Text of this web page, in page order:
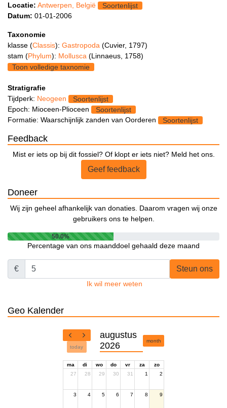
Locatie: Antwerpen, België
Soortenlijst
Datum: 01-01-2006
Taxonomie
klasse (Classis): Gastropoda (Cuvier, 1797)
stam (Phylum): Mollusca (Linnaeus, 1758)
Toon volledige taxnomie
Stratigrafie
Tijdperk: Neogeen
Soortenlijst
Epoch: Mioceen-Plioceen
Soortenlijst
Formatie: Waarschijnlijk zanden van Oorderen
Soortenlijst
Feedback
Mist er iets op bij dit fossiel? Of klopt er iets niet? Meld het ons.
Geef feedback
Doneer
Wij zijn geheel afhankelijk van donaties. Daarom vragen wij onze
gebruikers ons te helpen.
50.0%
Percentage van ons maanddoel gehaald deze maand
€ Steun ons
Ik wil meer weten
Geo Kalender
today
augustus
2026
month
ma di wo do vr za
zo
27
28 29 30 31 1 2
3 4 5 6 7 8 9